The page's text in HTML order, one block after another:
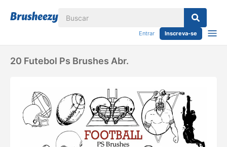
Entrar Inscreva-se
20 Futebol Ps Brushes Abr.